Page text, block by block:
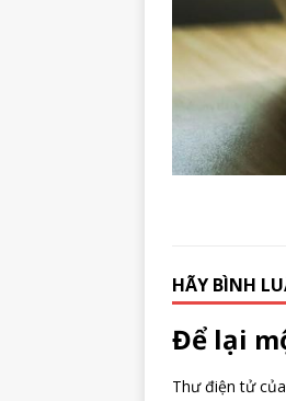
HÃY BÌNH
Để lại
Thư điện tử